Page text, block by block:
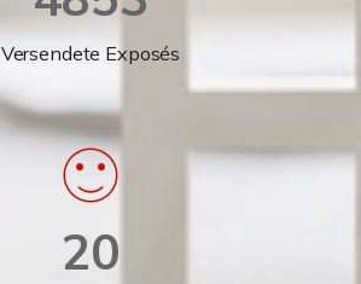
Versendete Exposés
20